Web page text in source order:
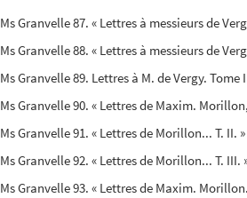
Ms Granvelle 87. « Lettres à messieurs de
Ms Granvelle 88. « Lettres à messieurs de
Ms Granvelle 89. Lettres à M. de Vergy.
Ms Granvelle 90. « Lettres de Maxim.
Ms Granvelle 91. « Lettres de Morillon... T. II.
Ms Granvelle 92. « Lettres de Morillon... T.
Ms Granvelle 93. « Lettres de Maxim.